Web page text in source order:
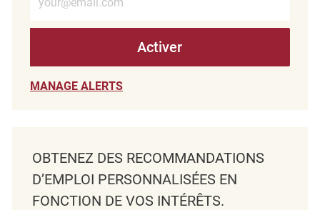
Activer
MANAGE ALERTS
OBTENEZ DES RECOMMANDATIONS
D’EMPLOI PERSONNALISÉES EN
FONCTION DE VOS INTÉRÊTS.